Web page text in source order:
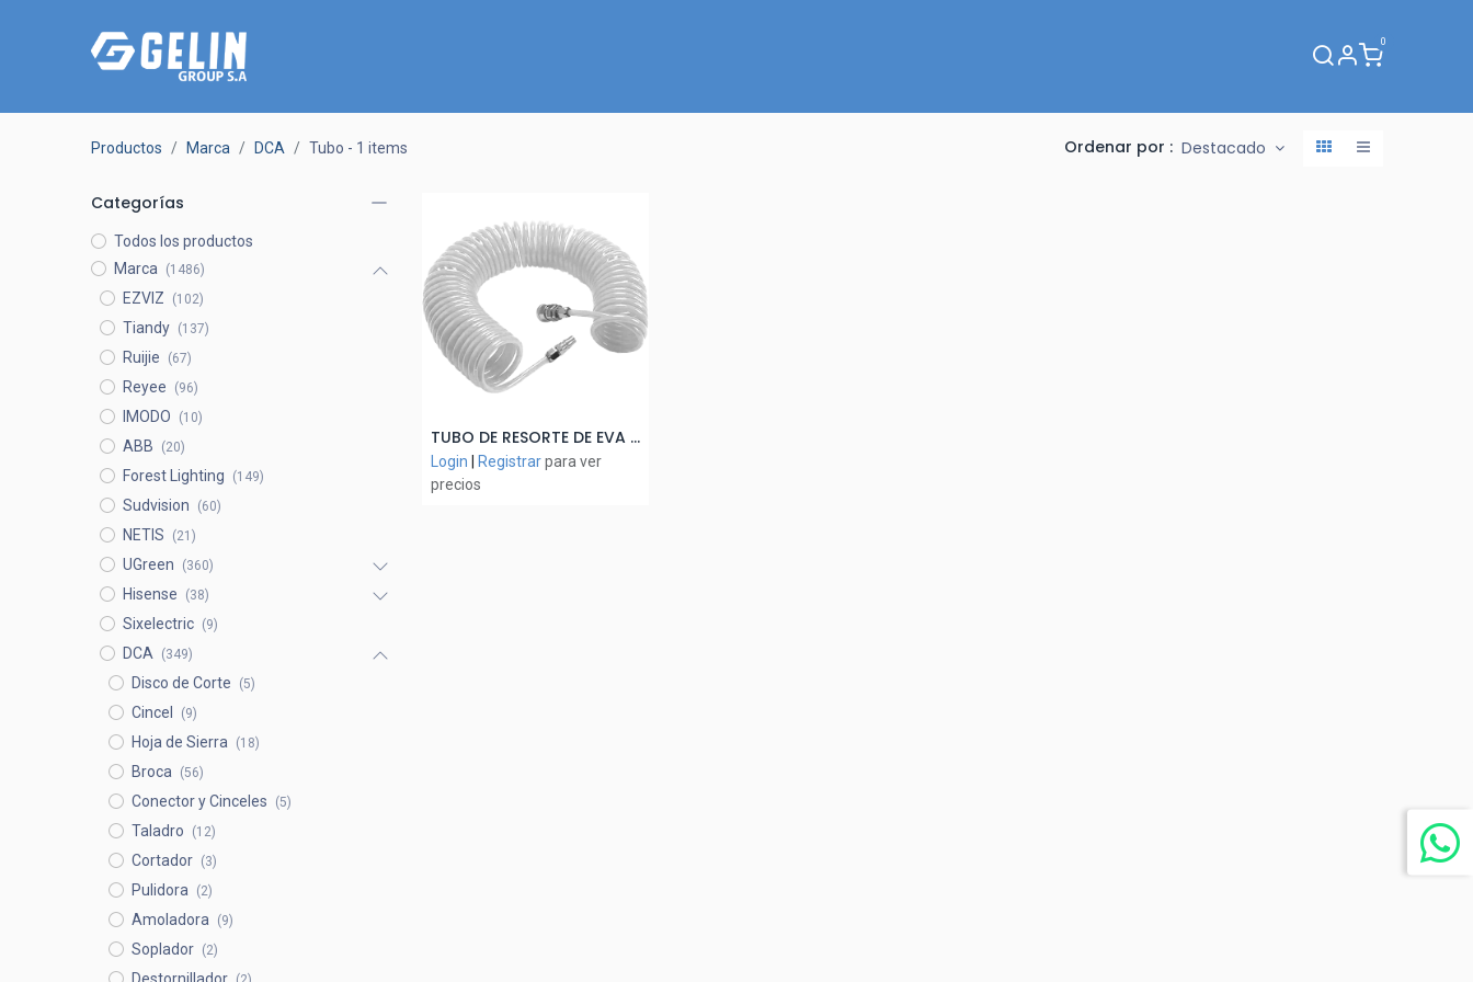
0
Productos Marca DCA Tubo - 1 items Ordenar por : Destacado
Categorías
Todos los productos
Marca
(1486)
EZVIZ (102)
Tiandy (137)
Ruijie (67)
Reyee (96)
IMODO (10)
ABB (20)
Forest Lighting (149)
Sudvision (60)
NETIS (21)
UGreen (360)
Hisense (38)
Sixelectric (9)
DCA (349)
Disco de Corte (5)
Cincel (9)
Hoja de Sierra (18)
Broca (56)
Conector y Cinceles (5)
Taladro (12)
Cortador (3)
Pulidora (2)
Amoladora (9)
Soplador (2)
Añadir al Carrito TUBO DE RESORTE DE EVA (C/CONECTOR RAPIDO) TRANSPARENTE 8×5×9
Login Registrar para ver
precios